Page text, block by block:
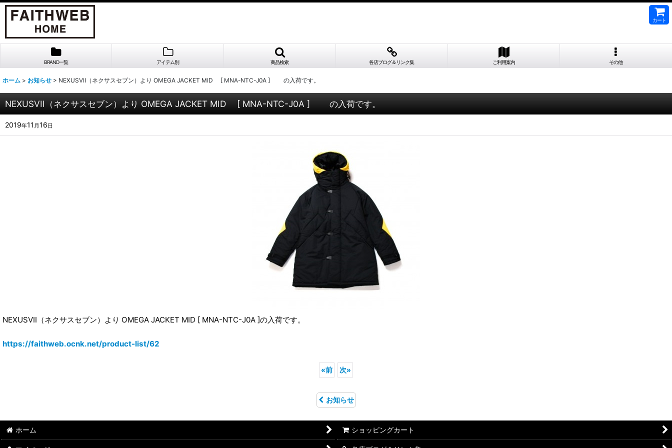
カート
BRAND一覧 アイテム別 商品検索 各店ブログ＆リンク集 ご利用案内 その他
ホーム > お知らせ > NEXUSVII（ネクサスセブン）より OMEGA JACKET MID [ MNA-NTC-J0A ] の入荷です。
NEXUSVII（ネクサスセブン）より OMEGA JACKET MID [ MNA-NTC-J0A ] の入荷です。
2019年11 月16日
NEXUSVII（ネクサスセブン）より OMEGA JACKET MID [ MNA-NTC-J0A ]の入荷です。
https://faithweb.ocnk.net/product-list/62
«前 次»
お知らせ
ホーム ショッピングカート